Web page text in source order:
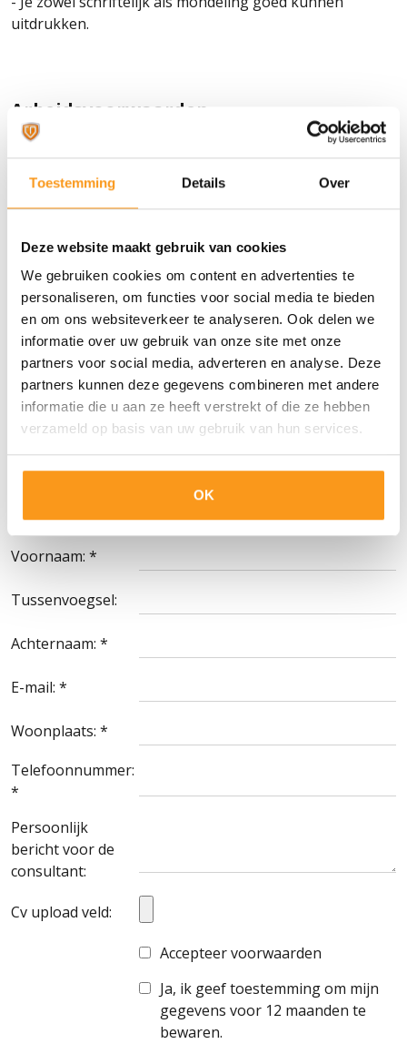
Toestemming Details Over
Deze website maakt gebruik van cookies
We gebruiken cookies om content en advertenties te
personaliseren, om functies voor social media te bieden
en om ons websiteverkeer te analyseren. Ook delen we
informatie over uw gebruik van onze site met onze
partners voor social media, adverteren en analyse. Deze
partners kunnen deze gegevens combineren met andere
informatie die u aan ze heeft verstrekt of die ze hebben
verzameld op basis van uw gebruik van hun services.
OK
uitdrukken.
Arbeidsvoorwaarden
Wat kun je van ons verwachten?
- Een salaris conform CAO (Installatietechniek), passend
- Een verantwoordelijk takenpakket met veel variatie in
- Vanzelfsprekend een leuke werksfeer, een belangrijke
reden om elke dag met plezier naar Velegro te komen!
Velegro heeft de werving en selectie voor deze
vacature uitbesteed aan The AdminPeople in
Woerden. Alle cv's die direct bij Velegro
binnenkomen en cv's die door bureaus worden
aangeboden, zullen door Velegro naar The
AdminPeople worden gezonden ter beoordeling en
Voornaam: *
Tussenvoegsel:
Achternaam: *
E-mail: *
Woonplaats: *
Telefoonnummer:
*
Persoonlijk
bericht voor de
consultant:
Cv upload veld:
Accepteer voorwaarden
Ja, ik geef toestemming om mijn
gegevens voor 12 maanden te
bewaren.